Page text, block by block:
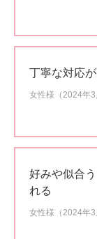
丁寧な対応
女性様（2024年3
好みや似合
れる
女性様（2024年3